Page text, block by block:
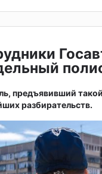
предъявивший
разбирательств.